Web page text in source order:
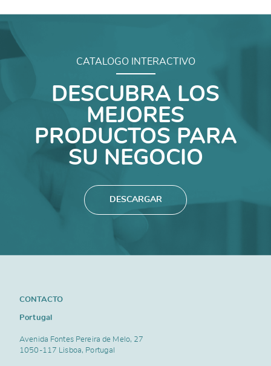
CATALOGO INTERACTIVO
DESCUBRA LOS
MEJORES
PRODUCTOS PARA
SU NEGOCIO
DESCARGAR
CONTACTO
Portugal
Avenida Fontes Pereira de Melo, 27
1050-117 Lisboa, Portugal